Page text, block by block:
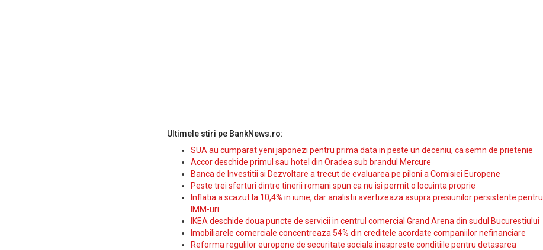
Ultimele stiri pe BankNews.ro:
SUA au cumparat yeni japonezi pentru prima data in peste un deceniu, ca semn de prietenie
Accor deschide primul sau hotel din Oradea sub brandul Mercure
Banca de Investitii si Dezvoltare a trecut de evaluarea pe piloni a Comisiei Europene
Peste trei sferturi dintre tinerii romani spun ca nu isi permit o locuinta proprie
Inflatia a scazut la 10,4% in iunie, dar analistii avertizeaza asupra presiunilor persistente pentru
IMM-uri
IKEA deschide doua puncte de servicii in centrul comercial Grand Arena din sudul Bucurestiului
Imobiliarele comerciale concentreaza 54% din creditele acordate companiilor nefinanciare
Reforma regulilor europene de securitate sociala inaspreste conditiile pentru detasarea